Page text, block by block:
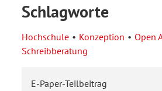
Schlagworte
Hochschule Konzeption
Open
Schreibberatung
E-Paper-Teilbeitrag